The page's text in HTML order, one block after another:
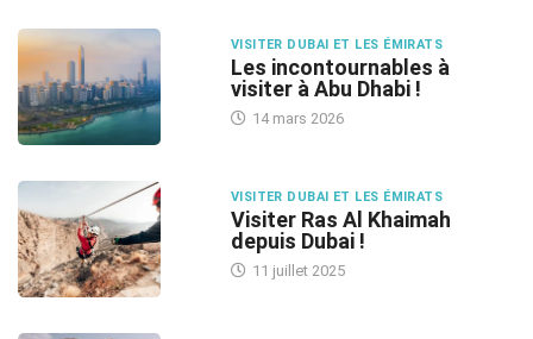
VISITER DUBAI ET LES ÉMIRATS
Les incontournables à
visiter à Abu Dhabi !
14 mars 2026
VISITER DUBAI ET LES ÉMIRATS
Visiter Ras Al Khaimah
depuis Dubai !
11 juillet 2025